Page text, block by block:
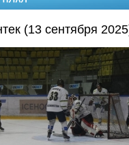
(13 сентября